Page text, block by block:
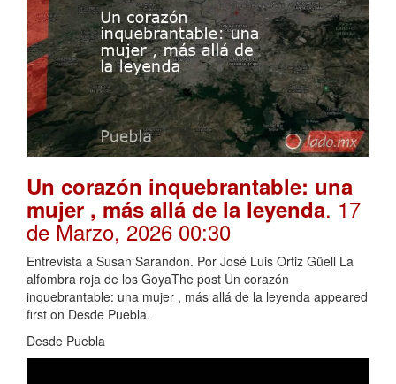
Un corazón inquebrantable: una
mujer , más allá de la leyenda. 17
de Marzo, 2026 00:30
Entrevista a Susan Sarandon. Por José Luis Ortiz Güell La
alfombra roja de los GoyaThe post Un corazón
inquebrantable: una mujer , más allá de la leyenda appeared
first on Desde Puebla.
Desde Puebla